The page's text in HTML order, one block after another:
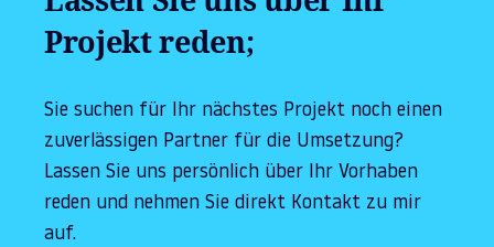
Projekt reden;
Sie suchen für Ihr nächstes Projekt noch einen
zuverlässigen Partner für die Umsetzung?
Lassen Sie uns persönlich über Ihr Vorhaben
reden und nehmen Sie direkt Kontakt zu mir
auf.